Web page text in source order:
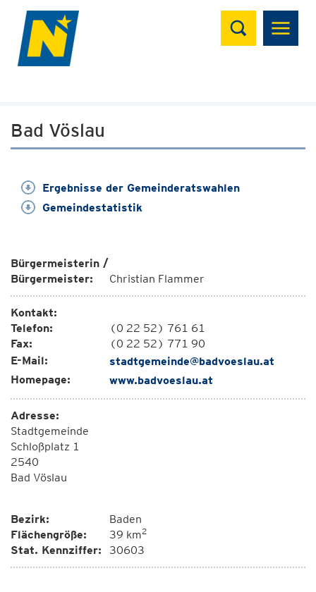
Suchen
Bad Vöslau
Ergebnisse der Gemeinderatswahlen
Gemeindestatistik
Bürgermeisterin /
Bürgermeister:
Christian Flammer
Kontakt:
Telefon:
(0 22 52) 761 61
Fax:
(0 22 52) 771 90
E-Mail:
stadtgemeinde@badvoeslau.at
Homepage:
www.badvoeslau.at
Adresse:
Stadtgemeinde
Schloßplatz 1
2540
Bad Vöslau
Bezirk:
Baden
Flächengröße:
39 km2
Stat. Kennziffer: 30603